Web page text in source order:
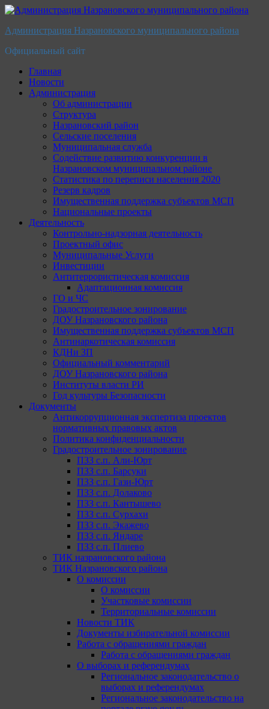
Перейти
содержимому
Администрация Назрановского муниципального района
Официальный сайт
Главная
Новости
Администрация
Об администрации
Структура
Назрановский район
Сельские поселения
Муниципальная служба
Содействие развитию конкуренции в
Назрановском муниципальном районе
Статистика по переписи населения 2020
Резерв кадров
Имущественная поддержка субъектов МСП
Национальные проекты
Деятельность
Контрольно-надзорная деятельность
Проектный офис
Муниципальные Услуги
Инвестиции
Антитеррористическая комиссия
Адаптационная комиссия
ГО и ЧС
Градостроительное зонирование
ДОУ Назрановского района
Имущественная поддержка субъектов МСП
Антинаркотическая комиссия
КДНи ЗП
Официальный комментарий
ДОУ Назрановского района
Институты власти РИ
Год культуры Безопасности
Документы
Антикоррупционная экспертиза проектов
нормативных правовых актов
Политика конфиденциальности
Градостроительное зонирование
ПЗЗ с.п. Али-Юрт
ПЗЗ с.п. Барсуки
ПЗЗ с.п. Гази-Юрт
ПЗЗ с.п. Долаково
ПЗЗ с.п. Кантышево
ПЗЗ с.п. Сурхахи
ПЗЗ с.п. Экажево
ПЗЗ с.п. Яндаре
ПЗЗ с.п. Плиево
ТИК назрановского района
ТИК Назрановского района
О комиссии
О комиссии
Участковые комиссии
Территориальные комиссии
Новости ТИК
Документы избирательной комиссии
Работа с обращениями граждан
Работа с обращениями граждан
О выборах и референдумах
Региональное законодательство о
выборах и референдумах
Региональное законодательство на